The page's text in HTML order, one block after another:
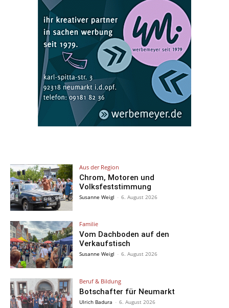
Aus der Region
Chrom, Motoren und
Volksfeststimmung
Susanne Weigl - 6. August 2026
Familie
Vom Dachboden auf den
Verkaufstisch
Susanne Weigl - 6. August 2026
Beruf & Bildung
Botschafter für Neumarkt
Ulrich Badura - 6. August 2026